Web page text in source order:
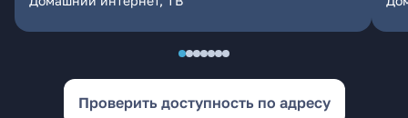
Проверить доступность по адресу